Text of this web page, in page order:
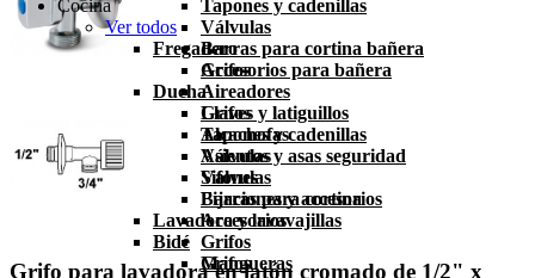
Tapones y cadenillas
Válvulas
Barras para cortina bañera
Accesorios para bañera
Ducha
Grifos
Alcachofas
Asientos y asas seguridad
Válvulas
Barras para cortina
Accesorios
Bidé
Grifos
Cocina
Ver todos
Fregadero
Grifos
Aireadores
Llaves y latiguillos
Tapones y cadenillas
Válvulas
Sifones
Fijaciones y accesorios
Lavadora y lavavajillas
Grifos
Mangueras
Grifo para lavadora en latón cromado de 1/2" x